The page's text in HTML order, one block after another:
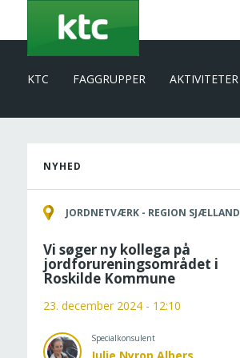
KTC FAGGRUPPER AKTIVITETER
NYHED
JORDNETVÆRK - REGION SJÆLLAND
Vi søger ny kollega på
jordforureningsområdet i
Roskilde Kommune
23. december 2024 - 12:10
Specialkonsulent
Julie Nyrop Albers